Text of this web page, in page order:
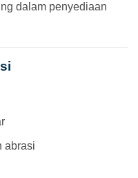
dalam penyediaan
abrasi